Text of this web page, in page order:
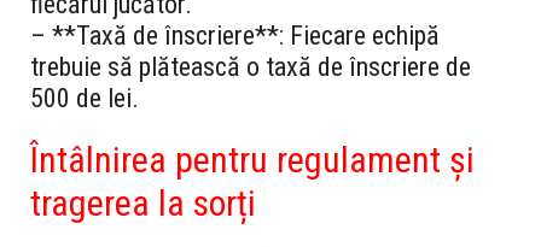
– **Taxă de înscriere**: Fiecare echipă
trebuie să plătească o taxă de înscriere de
500 de lei.
Întâlnirea pentru regulament și
tragerea la sorți